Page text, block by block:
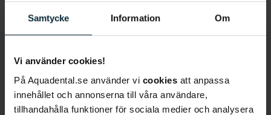
Samtycke Information Om
Vi använder cookies!
På Aquadental.se använder vi cookies att anpassa
innehållet och annonserna till våra användare,
tillhandahålla funktioner för sociala medier och analysera